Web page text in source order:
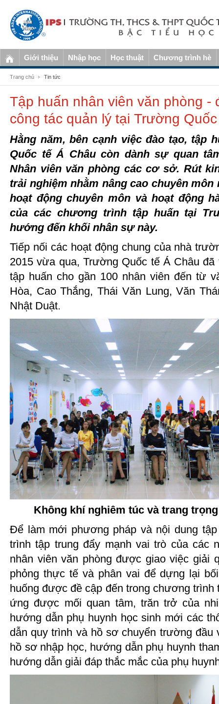
Giới thiệu Nhập học Học thuật Chương trình hè
Trang chủ Tin tức
Tập huấn nhân viên văn phòng -
công tác quản lý tại Trường
Hằng năm, bên cạnh việc đào tạo, tập
Quốc tế Á Châu còn dành sự quan
Nhân viên văn phòng các cơ sở. Rút
trải nghiệm nhằm nâng cao chuyên môn
hoạt động chuyên môn và hoạt động
của các chương trình tập huấn tại
hướng đến khối nhân sự này.
Tiếp nối các hoạt động chung của nhà
2015 vừa qua, Trường Quốc tế Á Châu
tập huấn cho gần 100 nhân viên đến từ
Hòa, Cao Thắng, Thái Văn Lung, Văn
Nhật Duật.
Không khí nghiêm túc và trang
Để làm mới phương pháp và nội dung
trình tập trung đẩy mạnh vai trò của các
nhân viên văn phòng được giao việc giải
phỏng thực tế và phân vai để dựng lại
huống được đề cập đến trong chương trình
ứng được mối quan tâm, trăn trở của
hướng dẫn phụ huynh học sinh mới các
dẫn quy trình và hồ sơ chuyển trường đầu
hồ sơ nhập học, hướng dẫn phụ huynh
hướng dẫn giải đáp thắc mắc của phụ